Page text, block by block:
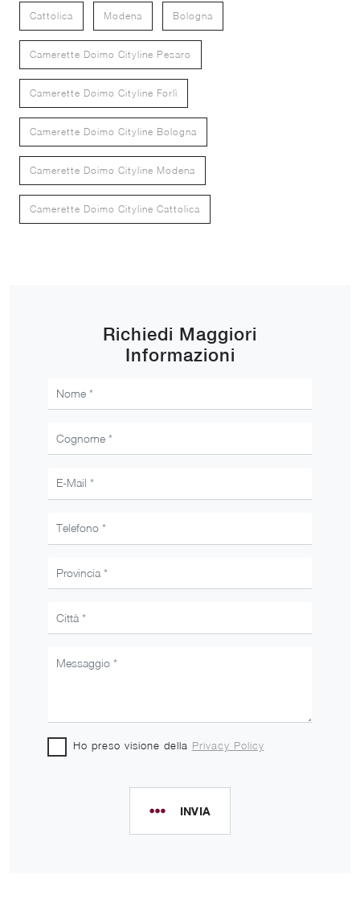
Cattolica Modena Bologna
Camerette Doimo Cityline Pesaro
Camerette Doimo Cityline Forlì
Camerette Doimo Cityline Bologna
Camerette Doimo Cityline Modena
Camerette Doimo Cityline Cattolica
Richiedi Maggiori
Informazioni
Ho preso visione della Privacy Policy
INVIA